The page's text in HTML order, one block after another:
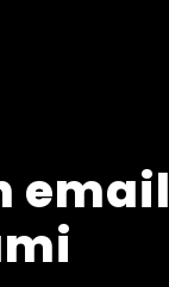
email